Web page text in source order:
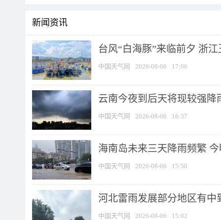
新闻资讯
台风“白海豚”来临前夕 浙
中国天气网 2026-08-06 17:06
云南今夜到后天将现较强降
中国天气网 2026-08-06 16:37
海南岛未来三天降雨频繁
中国天气网 2026-08-06 15:50
河北雷雨发展部分地区有中
中国天气网 2026-08-06 15:02